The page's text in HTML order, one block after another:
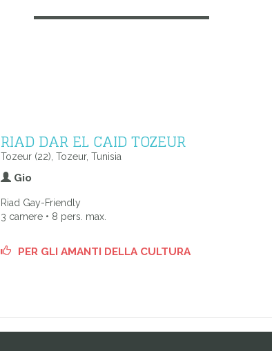
RIAD DAR EL CAID TOZEUR
Tozeur (22), Tozeur, Tunisia
Gio
Riad Gay-Friendly
3 camere • 8 pers. max.
PER GLI AMANTI DELLA CULTURA